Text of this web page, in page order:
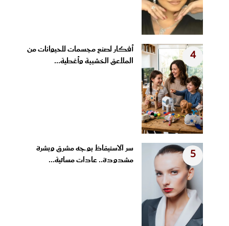
4
أفكار لصنع مجسمات للحيوانات من
الملاعق الخشبية وأغطية...
5
سر الاستيقاظ بوجه مشرق وبشرة
مشدودة.. عادات مسائية...